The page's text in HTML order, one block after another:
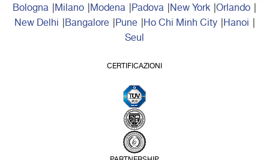
Bologna Milano Modena Padova New York Orlando
New Delhi Bangalore Pune Ho Chi Minh City Hanoi
Seul
CERTIFICAZIONI